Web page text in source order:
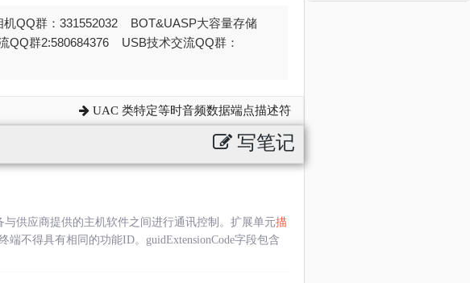
QQ群：331552032 BOT&UASP大容量存储
群2:580684376 USB技术交流QQ群：
UAC 类特定等时音频数据端点描述符
写笔记
供应商提供的主机软件之间进行通讯控制。扩展单元描
不得具有相同的功能ID。guidExtensionCode字段包含